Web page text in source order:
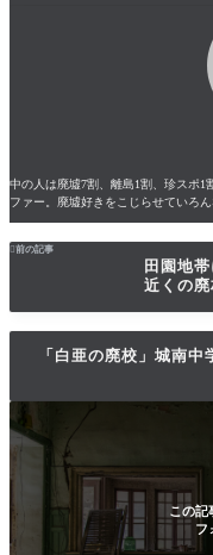
中の人は廃墟7割、離島1割、珍スポ1
ファー。廃墟好きをこじらせていろ
 前の記事
田園地
近くの廃
「白亜の廃校」城南中
この記
フ